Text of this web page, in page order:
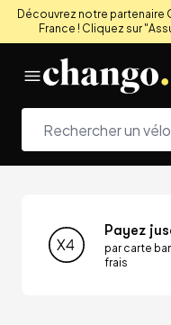
Découvrez notre partenaire
France ! Cliquez sur
Payez
par carte
frais